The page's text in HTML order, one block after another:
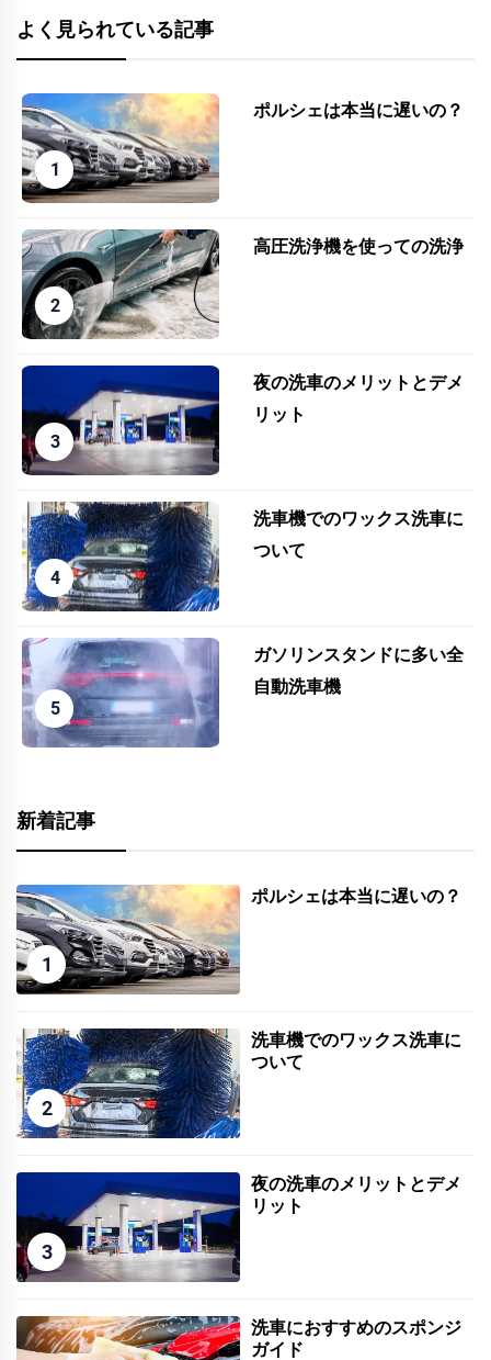
よく見られている記事
ポルシェは本当に遅いの？
高圧洗浄機を使っての洗浄
夜の洗車のメリットとデメ
リット
洗車機でのワックス洗車に
ついて
ガソリンスタンドに多い全
自動洗車機
新着記事
1
ポルシェは本当に遅いの？
2
洗車機でのワックス洗車に
ついて
3
夜の洗車のメリットとデメ
リット
洗車におすすめのスポンジ
ガイド